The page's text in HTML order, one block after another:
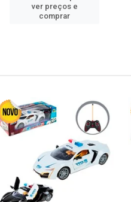
ver preços e
comprar